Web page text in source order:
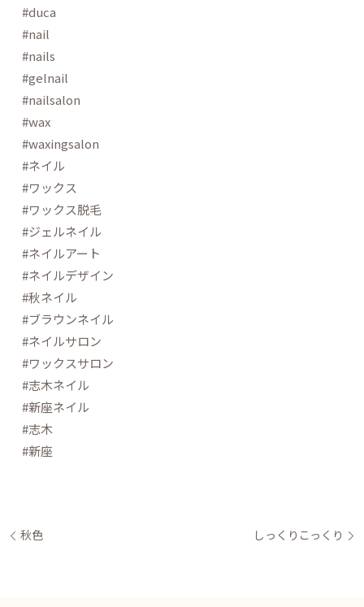
#duca
#nail
#nails
#gelnail
#nailsalon
#wax
#waxingsalon
#ネイル
#ワックス
#ワックス脱毛
#ジェルネイル
#ネイルアート
#ネイルデザイン
#秋ネイル
#ブラウンネイル
#ネイルサロン
#ワックスサロン
#志木ネイル
#新座ネイル
#志木
#新座
秋色 しっくりこっくり